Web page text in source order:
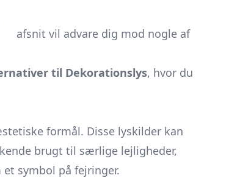
afsnit vil advare dig mod nogle af
til Dekorationslys, hvor du
formål. Disse lyskilder kan
brugt til særlige lejligheder,
symbol på fejringer.